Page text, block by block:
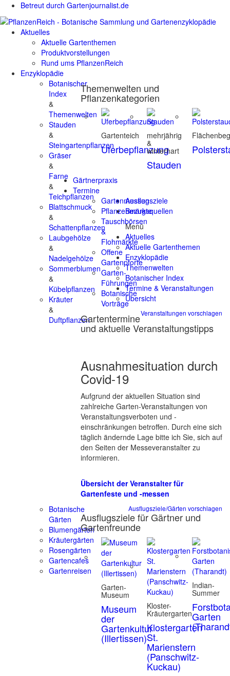
Betreut durch Gartenjournalist.de
Aktuelles
Aktuelle Gartenthemen
Produktvorstellungen
Rund ums PflanzenReich
Enzyklopädie
Botanischer
Index
&
Themenwelten
Stauden
&
Steingartenpflanzen
Gräser
&
Farne
&
Teichpflanzen
Blattschmuck
&
Schattenpflanzen
Laubgehölze
&
Nadelgehölze
Sommerblumen
&
Kübelpflanzen
Kräuter
&
Duftpflanzen
Themenwelten und
Pflanzenkategorien
Gartenteich
Uferbepflanzung
mehrjährig
&
winterhart
Stauden
Gärtnerpraxis
Termine
Gartenmessen
Pflanzenmärkte
Tauschbörsen
&
Flohmärkte
Offene
Gartenpforte
Garten-
Führungen
Botanische
Vorträge
Veranstaltungen vorschlagen
Gartentermine
und aktuelle Veranstaltungstipps
Ausnahmesituation durch
Covid-19
Aufgrund der aktuellen Situation sind
zahlreiche Garten-Veranstaltungen von
Veranstaltungsverboten und -
einschränkungen betroffen. Durch eine sich
täglich ändernde Lage bitte ich Sie, sich auf
den Seiten der Messeveranstalter zu
informieren.
Übersicht der Veranstalter für
Gartenfeste und -messen
Ausflugsziele
Botanische
Gärten
Blumengärten
Kräutergärten
Rosengärten
Gartencafes
Gartenreisen
Ausflugsziele/Gärten vorschlagen
Ausflugsziele für Gärtner und
Gartenfreunde
Garten-
Museum
Museum
der
Gartenkultur
(Illertissen)
Kloster-
Kräutergarten
Klostergarten
St.
Marienstern
(Panschwitz-
Kuckau)
Indian-
Summer
Garten
Bezugsquellen
Menü
Aktuelles
Aktuelle Gartenthemen
Enzyklopädie
Themenwelten
Botanischer Index
Termine & Veranstaltungen
Übersicht